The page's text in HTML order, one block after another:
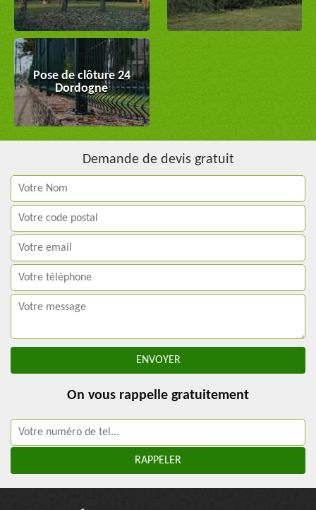
Pose de clôture 24
Dordogne
Demande de devis gratuit
On vous rappelle gratuitement